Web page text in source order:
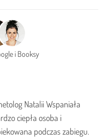
i Booksy
Natalii Wspaniała
ciepła osoba i
podczas zabiegu.